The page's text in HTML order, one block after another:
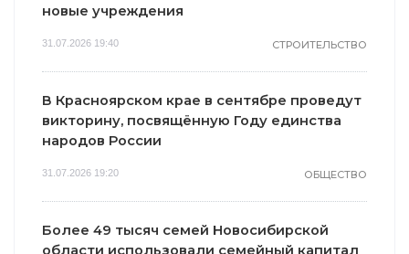
новые учреждения
31.07.2026 19:40 СТРОИТЕЛЬСТВО
В Красноярском крае в сентябре проведут
викторину, посвящённую Году единства
народов России
31.07.2026 19:20 ОБЩЕСТВО
Более 49 тысяч семей Новосибирской
области использовали семейный капитал